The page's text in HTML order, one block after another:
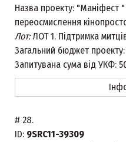
Назва проекту: "Маніфест
переосмислення
Лот:ЛОТ 1. Підтримка
Загальний бюджет проекту:
Запитувана сума від УКФ:
# 28.
ID: 9SRC11-39309